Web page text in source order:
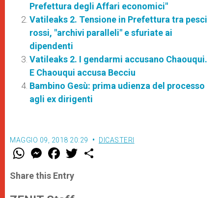
Prefettura degli Affari economici"
Vatileaks 2. Tensione in Prefettura tra pesci
rossi, "archivi paralleli" e sfuriate ai
dipendenti
Vatileaks 2. I gendarmi accusano Chaouqui.
E Chaouqui accusa Becciu
Bambino Gesù: prima udienza del processo
agli ex dirigenti
MAGGIO 09, 2018 20:29 DICASTERI
W
t
s
M
e
s
e
F
a
e
b
w
Share this Entry